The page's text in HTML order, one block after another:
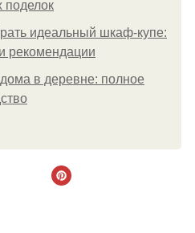
поделок
идеальный шкаф-купе:
рекомендации
в деревне: полное